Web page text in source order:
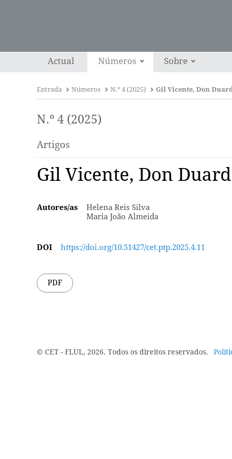
Actual Números Sobre
Entrada Números N.º 4 (2025)
N.º 4 (2025)
Artigos
Gil Vicente, Don
Autores/as
Helena Reis Silva
Maria João Almeida
DOI https://doi.org/10.51427/cet.ptp.2025.4.11
PDF
© CET - FLUL, 2026. Todos os direitos reservados.